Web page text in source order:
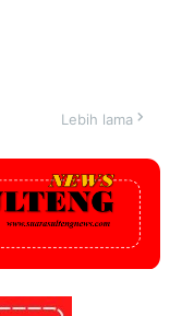
Lebih lama